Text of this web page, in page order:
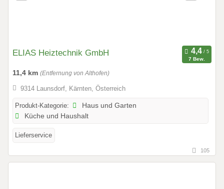
ELIAS Heiztechnik GmbH
7 Bew.
11,4 km (Entfernung von Althofen)
9314 Launsdorf, Kärnten, Österreich
Produkt-Kategorie:
Haus und Garten
Küche und Haushalt
Lieferservice
105